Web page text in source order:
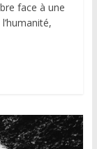
face à une